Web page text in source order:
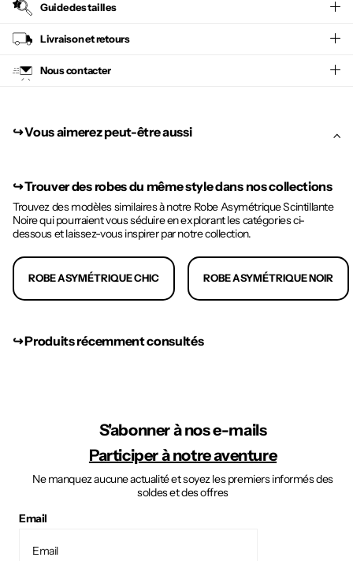
Guide des tailles
Livraison et retours
Nous contacter
↪︎ Vous aimerez peut-être aussi
↪︎Trouver des robes du même style dans nos collections
Trouvez des modèles similaires à notre Robe Asymétrique Scintillante
Noire qui pourraient vous séduire en explorant les catégories ci-
dessous et laissez-vous inspirer par notre collection.
ROBE ASYMÉTRIQUE CHIC ROBE ASYMÉTRIQUE NOIR
↪︎ Produits récemment consultés
S'abonner à nos e-mails
Participer à notre aventure
Ne manquez aucune actualité et soyez les premiers informés des
soldes et des offres
Email